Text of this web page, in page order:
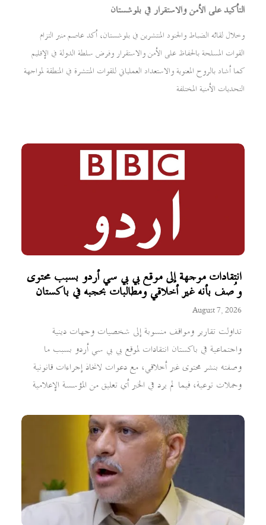
انتقادات موجهة إلى موقع بي بي سي أردو بسبب محتوى
وُصف بأنه غير أخلاقي ومطالبات بحجبه في باكستان
August 7, 2026
تداولت تقارير ومواقف منسوبة إلى شخصيات وجهات دينية
واجتماعية في باكستان انتقادات لموقع بي بي سي أردو بسبب ما
وصفته بنشر محتوى غير أخلاقي، مع دعوات لاتخاذ إجراءات قانونية
وحملات توعية، فيما لم يرد في الخبر أي تعليق من المؤسسة الإعلامية
التأكيد على الأمن والاستقرار في بلوشستان
وخلال لقائه الضباط والجنود المنتشرين في بلوشستان، أكد عاصم منير التزام
القوات المسلحة بالحفاظ على الأمن والاستقرار وفرض سلطة الدولة في الإقليم
كما أشاد بالروح المعنوية والاستعداد العملياتي للقوات المنتشرة في المنطقة لمواجهة
التحديات الأمنية المختلفة